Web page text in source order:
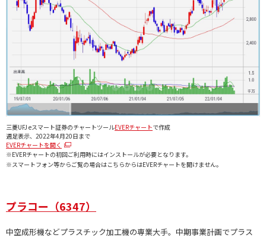
三菱UFJ eスマート証券のチャートツールEVERチャートで作成
週足表示、2022年4月20日まで
EVERチャートを開く
※EVERチャートの初回ご利用時にはインストールが必要となります。
※スマートフォン等からご覧の場合はこちらからはEVERチャートを開けません。
プラコー（6347）
中空成形機などプラスチック加工機の専業大手。中期事業計画でプラス